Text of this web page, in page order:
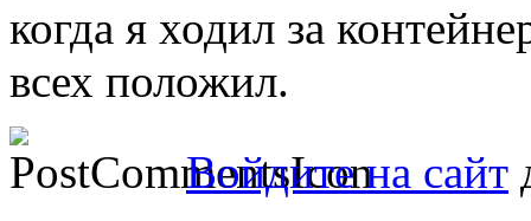
когда я ходил за
всех положил.
Войдите на сайт